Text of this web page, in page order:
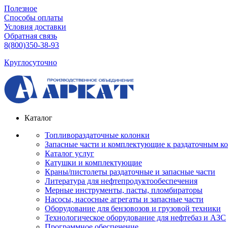
Полезное
Способы оплаты
Условия доставки
Обратная связь
8(800)350-38-93
Круглосуточно
Каталог
Топливораздаточные колонки
Запасные части и комплектующие к раздаточным
Каталог услуг
Катушки и комплектующие
Краны/пистолеты раздаточные и запасные части
Литература для нефтепродуктообеспечения
Мерные инструменты, пасты, пломбираторы
Насосы, насосные агрегаты и запасные части
Оборудование для бензовозов и грузовой техники
Технологическое оборудование для нефтебаз и АЗС